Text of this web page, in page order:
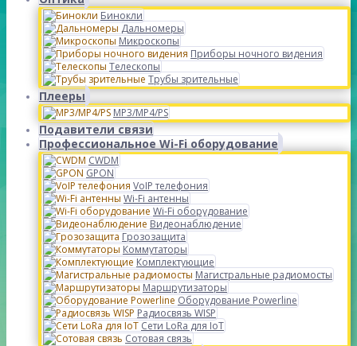
Бинокли
Дальномеры
Микроскопы
Приборы ночного видения
Телескопы
Трубы зрительные
Плееры
MP3/MP4/PS
Подавители связи
Профессиональное Wi-Fi оборудование
CWDM
GPON
VoIP телефония
Wi-Fi антенны
Wi-Fi оборудование
Видеонаблюдение
Грозозащита
Коммутаторы
Комплектующие
Магистральные радиомосты
Маршрутизаторы
Оборудование Powerline
Радиосвязь WISP
Сети LoRa для IoT
Сотовая связь